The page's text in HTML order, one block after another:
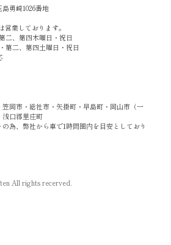
島勇崎1026番地
営業しております。
二、第四木曜日・祝日
第二、第四土曜日・祝日
岡市・総社市・矢掛町・早島町・岡山市（一
浅口郡里庄町
為、弊社から車で1時間圏内を目安としており
All rights recerved.